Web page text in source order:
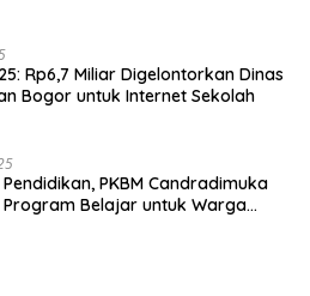
Rp6,7 Miliar Digelontorkan Dinas
Bogor untuk Internet Sekolah
PKBM Candradimuka
Program Belajar untuk Warga